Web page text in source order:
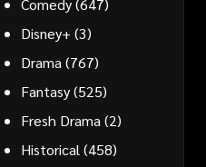
Comedy(647)
Disney+ (3)
Drama (767)
Fantasy(525)
Fresh Drama (2)
Historical (458)